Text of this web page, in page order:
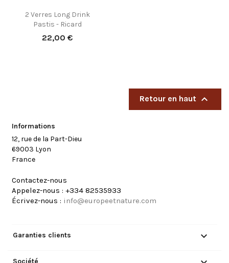
2 Verres Long Drink
Pastis - Ricard
Prix
22,00 €
Retour en haut 
Informations
12, rue de la Part-Dieu
69003 Lyon
France
Contactez-nous
Appelez-nous : +334 82535933
Écrivez-nous : info@europeetnature.com
Garanties clients 
Société